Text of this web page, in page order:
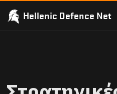
Hellenic Defence Net